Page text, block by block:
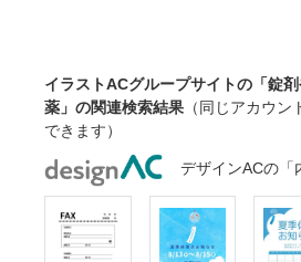
イラストACグループサイトの「錠
薬」の関連検索結果 （同じアカウ
できます）
デザインACの「